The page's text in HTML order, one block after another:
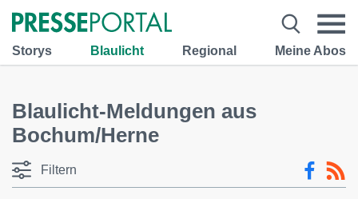
Storys Blaulicht Regional Meine Abos
Blaulicht-Meldungen aus
Bochum/Herne
Filtern